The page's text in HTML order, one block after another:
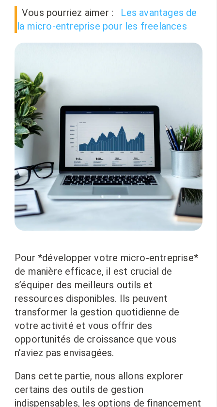
Vous pourriez aimer :
Les avantages de
la micro-entreprise pour les freelances
Pour *développer votre micro-entreprise*
de manière efficace, il est crucial de
s’équiper des meilleurs outils et
ressources disponibles. Ils peuvent
transformer la gestion quotidienne de
votre activité et vous offrir des
opportunités de croissance que vous
n’aviez pas envisagées.
Dans cette partie, nous allons explorer
certains des outils de gestion
indispensables, les options de financement